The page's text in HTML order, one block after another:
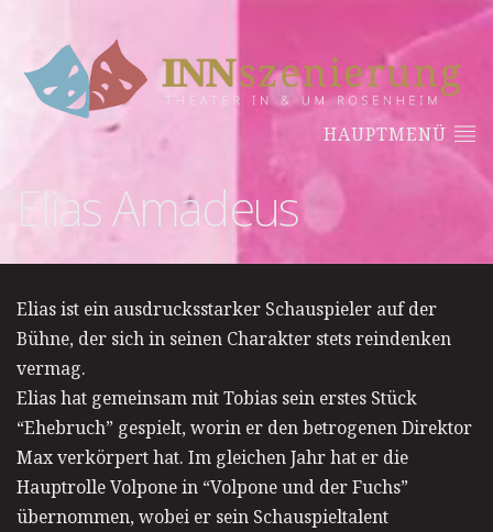
HAUPTMENÜ
Elias Amadeus
Elias ist ein ausdrucksstarker Schauspieler auf der
Bühne, der sich in seinen Charakter stets reindenken
vermag.
Elias hat gemeinsam mit Tobias sein erstes Stück
“Ehebruch” gespielt, worin er den betrogenen Direktor
Max verkörpert hat. Im gleichen Jahr hat er die
Hauptrolle Volpone in “Volpone und der Fuchs”
übernommen, wobei er sein Schauspieltalent